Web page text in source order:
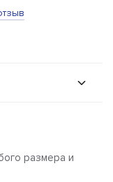
размера и